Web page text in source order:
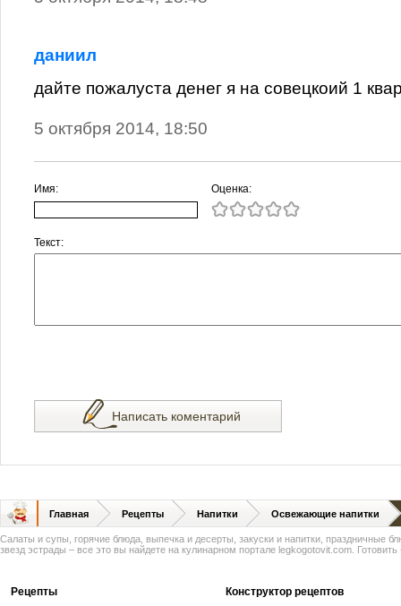
даниил
дайте пожалуста денег я на совецкоий 1
5 октября 2014, 18:50
Имя: Оценка:
Текст:
Написать коментарий
Главная Рецепты Напитки Освежающие напитки
Салаты и супы, горячие блюда, выпечка и десерты, закуски и напитки, праздничные
звезд эстрады – все это вы найдете на кулинарном портале legkogotovit.com. Готовить
Рецепты Конструктор рецептов